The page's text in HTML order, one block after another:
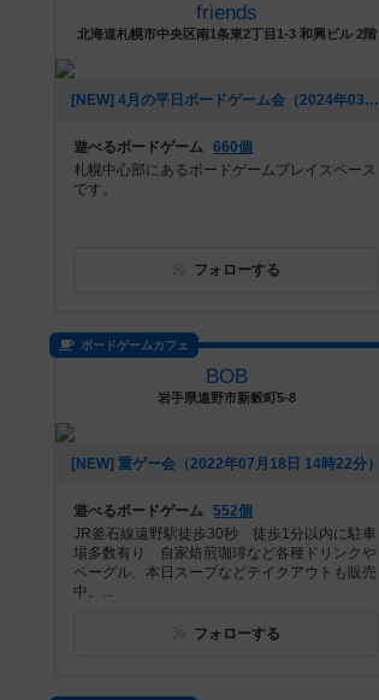
friends
北海道札幌市中央区南1条東2丁目1-3 和興ビル 2階
[NEW] 4月の平日ボードゲーム会（2024年03月31日 21時30分）
遊べるボードゲーム 660個
札幌中心部にあるボードゲームプレイスペース
です。
フォローする
ボードゲームカフェ
BOB
岩手県遠野市新穀町5-8
[NEW] 重ゲー会（2022年07月18日 14時22分）
遊べるボードゲーム 552個
JR釜石線遠野駅徒歩30秒 徒歩1分以内に駐車
場多数有り 自家焙煎珈琲など各種ドリンクや
ベーグル、本日スープなどテイクアウトも販売
中。...
フォローする